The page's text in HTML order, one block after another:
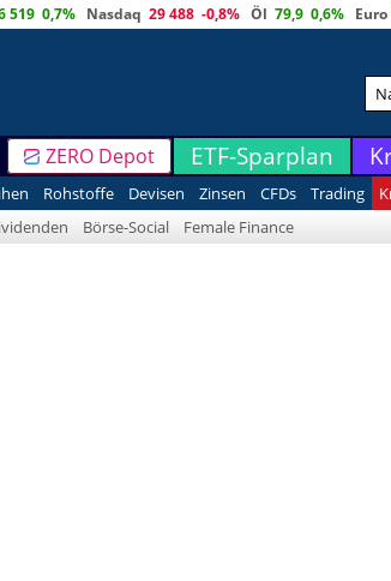
519 0,7% Nasdaq 29 488 -0,8% Öl 79,9 0,6% Euro
ZERO Depot ETF-Sparplan
Rohstoffe Devisen Zinsen CFDs Trading
Börse-Social Female Finance